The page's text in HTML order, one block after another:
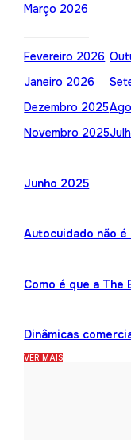
Março 2026
Fevereiro 2026
Janeiro 2026
Dezembro 2025
Novembro 2025
Junho 2025
Autocuidado não
Como é que a The
Dinâmicas
VER MAIS